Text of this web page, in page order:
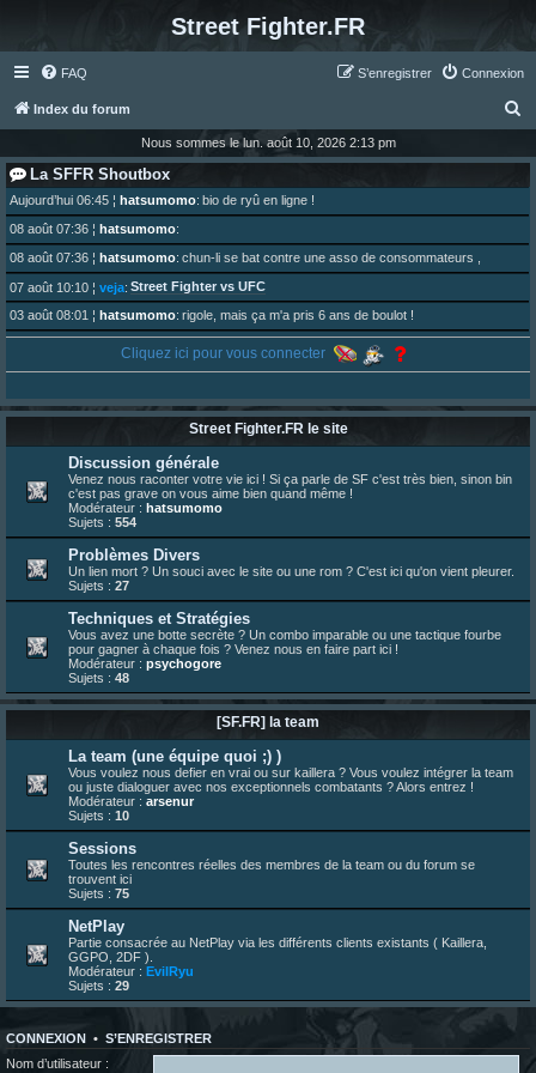
Street Fighter.FR
FAQ Connexion
S’enregistrer
Index du forum
c
e
Nous sommes le lun. août 10, 2026 2:13 pm
La SFFR Shoutbox
Aujourd’hui 06:45 ¦ hatsumomo: bio de ryû en ligne !
08 août 07:36 ¦ hatsumomo:
08 août 07:36 ¦ hatsumomo: chun-li se bat contre une asso de consommateurs ,
07 août 10:10 ¦ veja: Street Fighter vs UFC
03 août 08:01 ¦ hatsumomo: rigole, mais ça m'a pris 6 ans de boulot !
veja: Merci Hatsu, pour cette oeuvre... indispensable
01 août 08:08¦hatsumomo:
01 août 08:08¦hatsumomo:https://archiveofourown.org/works/74744 ... /195226046
01 août 08:08¦hatsumomo:
Aujourd'hui, c'est le yaoi day. Pour la peine je reposte ma dernière fic.
30 juil. 07:22¦hatsumomo:
Un futur indispensable :https://x.com/preterniadotcom/status/20 ... 8820352079
26 juil. 22:09¦hatsumomo
13 juil. 09:53¦hatsumomo:
bonjour les amis, je viens de poster ma 1e review de figurine !
23 juin 10:36¦indy:une très chouette SFFR shoutbox !
23 juin 07:30¦hatsumomo:nouvelle trad caniculaire les amis !
23 juin 07:26¦hatsumomo:shoutbox réinitialisée
22 juin 12:27¦indy:Yo !
Cliquez ici pour vous connecter
Street Fighter.FR le site
Discussion générale
Venez nous raconter votre vie ici ! Si ça parle de SF c'est très bien, sinon bin
c'est pas grave on vous aime bien quand même !
Modérateur : hatsumomo
Sujets : 554
Problèmes Divers
Un lien mort ? Un souci avec le site ou une rom ? C'est ici qu'on vient pleurer.
Sujets : 27
Techniques et Stratégies
Vous avez une botte secrète ? Un combo imparable ou une tactique fourbe
pour gagner à chaque fois ? Venez nous en faire part ici !
Modérateur : psychogore
Sujets : 48
[SF.FR] la team
La team (une équipe quoi ;) )
Vous voulez nous defier en vrai ou sur kaillera ? Vous voulez intégrer la team
ou juste dialoguer avec nos exceptionnels combatants ? Alors entrez !
Modérateur : arsenur
Sujets : 10
Sessions
Toutes les rencontres réelles des membres de la team ou du forum se
trouvent ici
Sujets : 75
NetPlay
Partie consacrée au NetPlay via les différents clients existants ( Kaillera,
GGPO, 2DF ).
Modérateur : EvilRyu
Sujets : 29
CONNEXION • S’ENREGISTRER
Nom d’utilisateur :